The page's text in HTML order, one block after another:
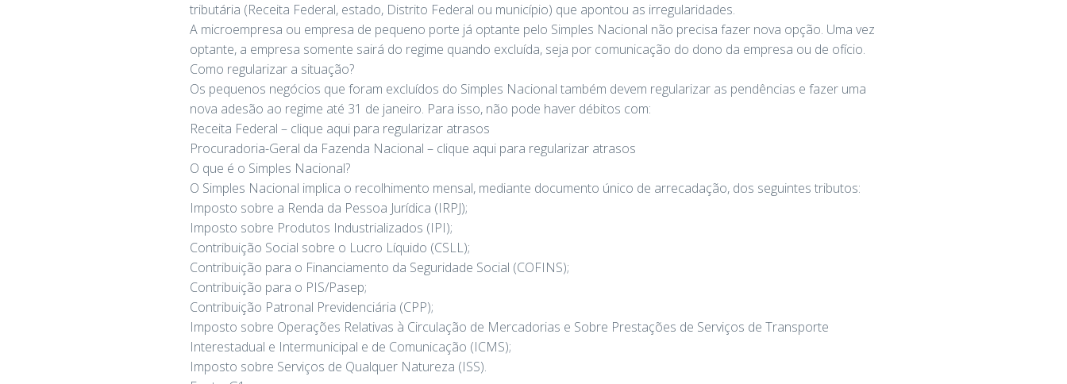
tributária (Receita Federal, estado, Distrito Federal ou município) que apontou as irregularidades.
A microempresa ou empresa de pequeno porte já optante pelo Simples Nacional não precisa fazer nova opção. Uma vez
optante, a empresa somente sairá do regime quando excluída, seja por comunicação do dono da empresa ou de ofício.
Como regularizar a situação?
Os pequenos negócios que foram excluídos do Simples Nacional também devem regularizar as pendências e fazer uma
nova adesão ao regime até 31 de janeiro. Para isso, não pode haver débitos com:
Receita Federal – clique aqui para regularizar atrasos
Procuradoria-Geral da Fazenda Nacional – clique aqui para regularizar atrasos
O que é o Simples Nacional?
O Simples Nacional implica o recolhimento mensal, mediante documento único de arrecadação, dos seguintes tributos:
Imposto sobre a Renda da Pessoa Jurídica (IRPJ);
Imposto sobre Produtos Industrializados (IPI);
Contribuição Social sobre o Lucro Líquido (CSLL);
Contribuição para o Financiamento da Seguridade Social (COFINS);
Contribuição para o PIS/Pasep;
Contribuição Patronal Previdenciária (CPP);
Imposto sobre Operações Relativas à Circulação de Mercadorias e Sobre Prestações de Serviços de Transporte
Interestadual e Intermunicipal e de Comunicação (ICMS);
Imposto sobre Serviços de Qualquer Natureza (ISS).